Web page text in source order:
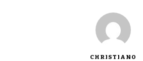
CHRISTIANO